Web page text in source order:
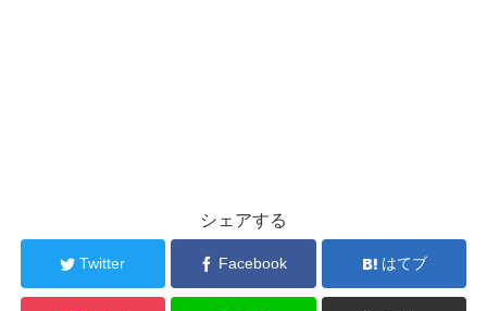
シェアする
Twitter Facebook はてブ